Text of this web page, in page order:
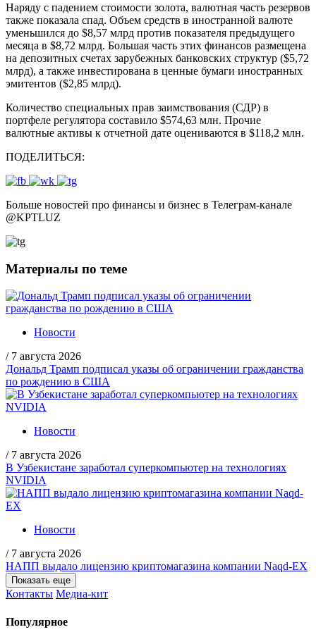
Наряду с падением стоимости золота, валютная часть резервов
также показала спад. Объем средств в иностранной валюте
уменьшился до $8,57 млрд против показателя предыдущего
месяца в $8,72 млрд. Большая часть этих финансов размещена
на депозитных счетах зарубежных банковских структур ($5,72
млрд), а также инвестирована в ценные бумаги иностранных
эмитентов ($2,85 млрд).
Количество специальных прав заимствования (СДР) в
портфеле регулятора составило $574,63 млн. Прочие
валютные активы к отчетной дате оцениваются в $118,2 млн.
ПОДЕЛИТЬСЯ:
Больше новостей про финансы и бизнес в Телеграм-канале
@KPTLUZ
Материалы по теме
Новости
/ 7 августа 2026
Дональд Трамп подписал указы об ограничении гражданства
по рождению в США
Новости
/ 7 августа 2026
В Узбекистане заработал суперкомпьютер на технологиях
NVIDIA
Новости
/ 7 августа 2026
НАПП выдало лицензию криптомагазина компании Naqd-EX
Показать еще
Контакты Медиа-кит
Популярное